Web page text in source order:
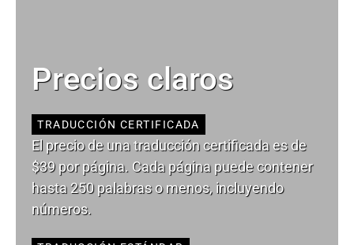
Precios claros
TRADUCCIÓN CERTIFICADA
El precio de una traducción certificada es de
$39 por página. Cada página puede contener
hasta 250 palabras o menos, incluyendo
números.